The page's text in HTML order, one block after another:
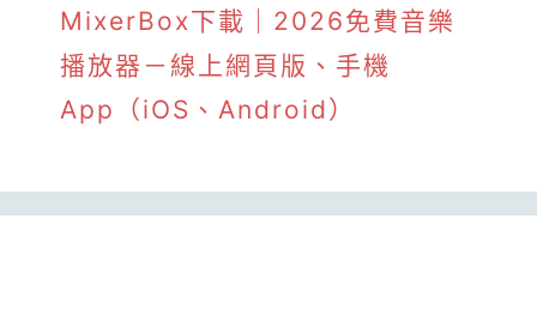
MixerBox下載｜2026免費音樂
播放器－線上網頁版、手機
App（iOS、Android）